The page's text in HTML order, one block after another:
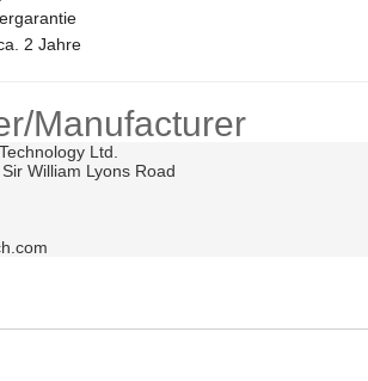
2 Jahre
Manufacturer
Ltd.
William Lyons Road